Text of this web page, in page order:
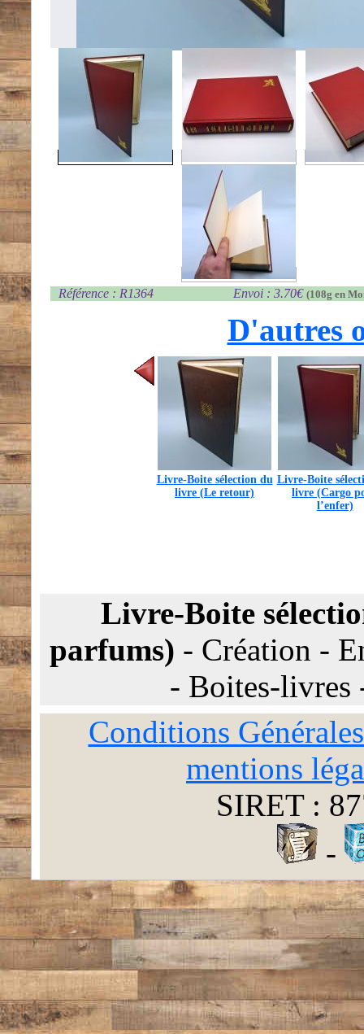
Référence : R1364 Envoi : 3.70€ (108g en
D'autres
Livre-Boite sélection du
livre (Le retour)
Livre-Boite
livre (Cargo
l’enfer)
Livre-Boite
parfums) - Création -
- Boites-livres
Conditions
mentions
SIRET :
-